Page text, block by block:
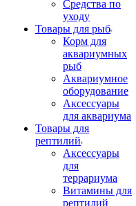
Средства по
уходу
Товары для рыб
Корм для
аквариумных
рыб
Аквариумное
оборудование
Аксессуары
для аквариума
Товары для
рептилий
Аксессуары
для
террариума
Витамины для
рептилий